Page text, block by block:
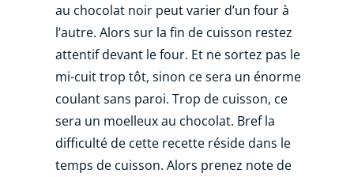
au chocolat noir peut varier d’un four à
l’autre. Alors sur la fin de cuisson restez
attentif devant le four. Et ne sortez pas le
mi-cuit trop tôt, sinon ce sera un énorme
coulant sans paroi. Trop de cuisson, ce
sera un moelleux au chocolat. Bref la
difficulté de cette recette réside dans le
temps de cuisson. Alors prenez note de